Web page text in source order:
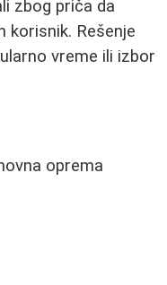
zbog priča da
korisnik. Rešenje
vreme ili izbor
oprema